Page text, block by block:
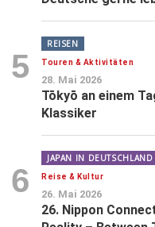
5
REISEN
Touren & Aktivitäten
28. Mai 2026
Tōkyō an einem
Klassiker
6
JAPAN IN DEUTSCHLAND
Reise & Kultur
26. Mai 2026
26. Nippon